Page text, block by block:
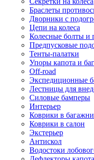
Браслеты
Дворники с
Цепи на колеса
Колесные болты и
Предпусковые
Тенты-палатки
Упоры капота и
Off-road
Экспедиционные
Лестницы для
Силовые бамперы
Интерьер
Коврики в
Коврики в салон
Экстерьер
Антискол
Водостоки